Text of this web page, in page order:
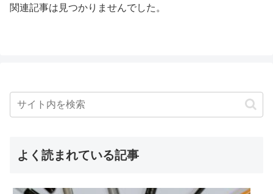
関連記事は見つかりませんでした。
よく読まれている記事